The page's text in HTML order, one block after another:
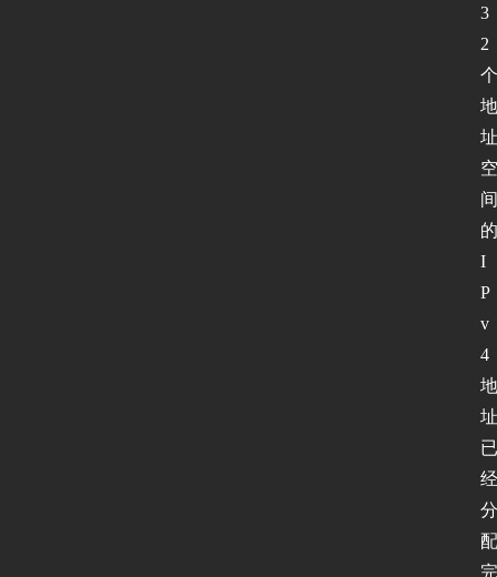
3
2
个
地
址
空
间
的
I
P
v
4
地
址
已
经
分
配
完